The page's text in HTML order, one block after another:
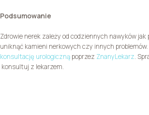
Podsumowanie
Zdrowie nerek zależy od codziennych nawyków
uniknąć kamieni nerkowych czy innych
konsultację urologiczną poprzez ZnanyLekarz.
konsultuj z lekarzem.